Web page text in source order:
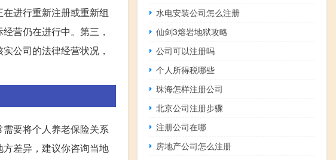
进行重新注册或重新组
营仍在进行中。第三，
公司的法律经营状况，
要将个人养老保险关系
差异，建议你咨询当地
水电安装公司怎么注册
仙剑3熔岩地狱攻略
公司可以注册吗
个人所得税哪些
珠海怎样注册公司
北京公司注册步骤
注册公司在哪
房地产公司怎么注册